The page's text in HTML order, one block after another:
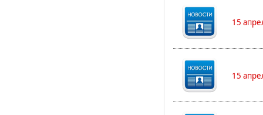
15
15